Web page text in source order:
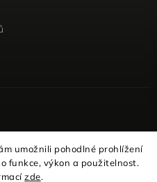
umožnili pohodlné prohlížení
funkce, výkon a použitelnost.
zde.